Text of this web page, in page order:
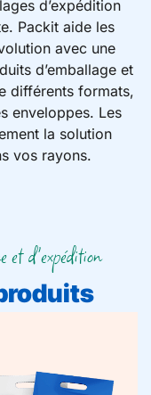
d’expédition
Packit aide les
avec une
d’emballage et
différents formats,
enveloppes. Les
la solution
vos rayons.
et d'expédition
Pochettes d'expédition